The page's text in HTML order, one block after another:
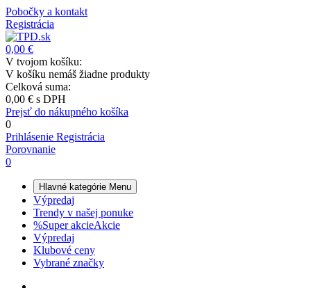
Pobočky a kontakt
Registrácia
0,00 €
V tvojom košíku:
V košíku nemáš žiadne produkty
Celková suma:
0,00 € s DPH
Prejsť do nákupného košíka
0
Prihlásenie Registrácia
Porovnanie
0
Hlavné kategórie Menu
Výpredaj
Trendy v našej ponuke
%Super akcieAkcie
Výpredaj
Klubové ceny
Vybrané značky